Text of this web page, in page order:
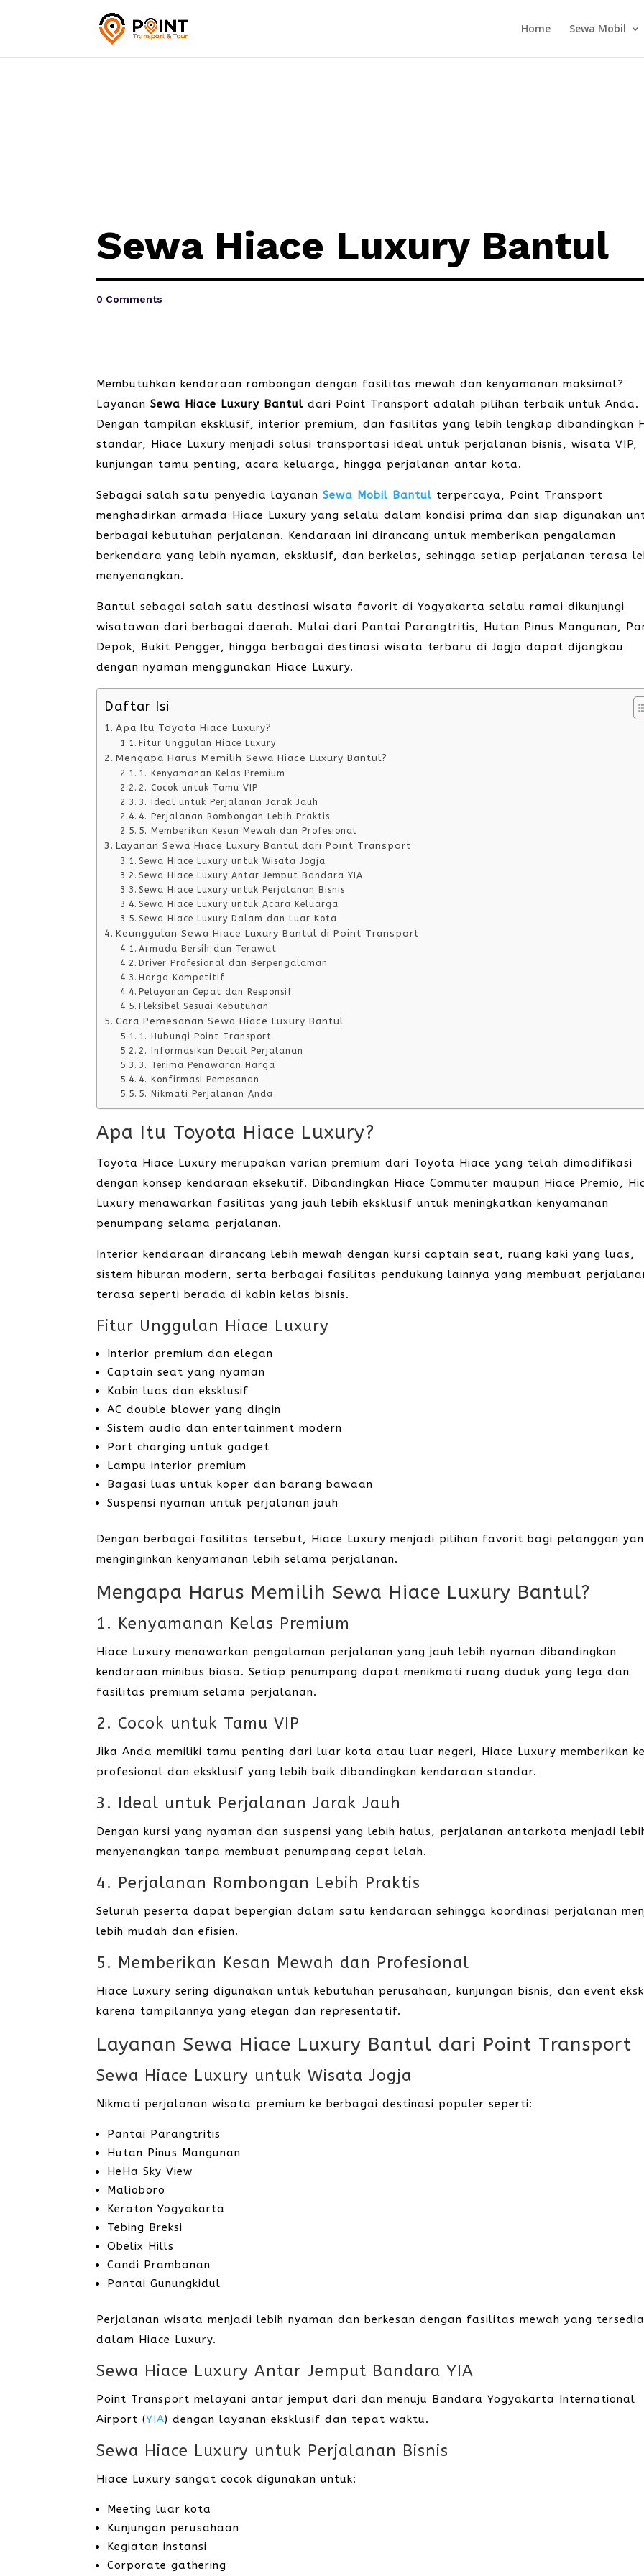
Home Sewa Mobil
Sewa Hiace Luxury Bantul
0 Comments
Membutuhkan kendaraan rombongan dengan fasilitas mewah dan kenyamanan maksimal?
LayananSewa Hiace Luxury Bantul dari Point Transport adalah pilihan terbaik untuk Anda.
Dengan tampilan eksklusif, interior premium, dan fasilitas yang lebih lengkap dibandingkan
standar, Hiace Luxury menjadi solusi transportasi ideal untuk perjalanan bisnis, wisata VIP,
kunjungan tamu penting, acara keluarga, hingga perjalanan antar kota.
Sebagai salah satu penyedia layananSewa Mobil Bantul terpercaya, Point Transport
menghadirkan armada Hiace Luxury yang selalu dalam kondisi prima dan siap digunakan
berbagai kebutuhan perjalanan. Kendaraan ini dirancang untuk memberikan pengalaman
berkendara yang lebih nyaman, eksklusif, dan berkelas, sehingga setiap perjalanan terasa
menyenangkan.
Bantul sebagai salah satu destinasi wisata favorit di Yogyakarta selalu ramai dikunjungi
wisatawan dari berbagai daerah. Mulai dari Pantai Parangtritis, Hutan Pinus Mangunan,
Depok, Bukit Pengger, hingga berbagai destinasi wisata terbaru di Jogja dapat dijangkau
dengan nyaman menggunakan Hiace Luxury.
Daftar Isi
Apa Itu Toyota Hiace Luxury?
Fitur Unggulan Hiace Luxury
Mengapa Harus Memilih Sewa Hiace Luxury Bantul?
1. Kenyamanan Kelas Premium
2. Cocok untuk Tamu VIP
3. Ideal untuk Perjalanan Jarak Jauh
4. Perjalanan Rombongan Lebih Praktis
5. Memberikan Kesan Mewah dan Profesional
Layanan Sewa Hiace Luxury Bantul dari Point Transport
Sewa Hiace Luxury untuk Wisata Jogja
Sewa Hiace Luxury Antar Jemput Bandara YIA
Sewa Hiace Luxury untuk Perjalanan Bisnis
Sewa Hiace Luxury untuk Acara Keluarga
Sewa Hiace Luxury Dalam dan Luar Kota
Keunggulan Sewa Hiace Luxury Bantul di Point Transport
Armada Bersih dan Terawat
Driver Profesional dan Berpengalaman
Harga Kompetitif
Pelayanan Cepat dan Responsif
Fleksibel Sesuai Kebutuhan
Cara Pemesanan Sewa Hiace Luxury Bantul
1. Hubungi Point Transport
2. Informasikan Detail Perjalanan
3. Terima Penawaran Harga
4. Konfirmasi Pemesanan
5. Nikmati Perjalanan Anda
Apa Itu Toyota Hiace Luxury?
Toyota Hiace Luxury merupakan varian premium dari Toyota Hiace yang telah dimodifikasi
dengan konsep kendaraan eksekutif. Dibandingkan Hiace Commuter maupun Hiace Premio,
Luxury menawarkan fasilitas yang jauh lebih eksklusif untuk meningkatkan kenyamanan
penumpang selama perjalanan.
Interior kendaraan dirancang lebih mewah dengan kursi captain seat, ruang kaki yang luas,
sistem hiburan modern, serta berbagai fasilitas pendukung lainnya yang membuat
terasa seperti berada di kabin kelas bisnis.
Fitur Unggulan Hiace Luxury
Interior premium dan elegan
Captain seat yang nyaman
Kabin luas dan eksklusif
AC double blower yang dingin
Sistem audio dan entertainment modern
Port charging untuk gadget
Lampu interior premium
Bagasi luas untuk koper dan barang bawaan
Suspensi nyaman untuk perjalanan jauh
Dengan berbagai fasilitas tersebut, Hiace Luxury menjadi pilihan favorit bagi pelanggan
menginginkan kenyamanan lebih selama perjalanan.
Mengapa Harus Memilih Sewa Hiace Luxury Bantul?
1. Kenyamanan Kelas Premium
Hiace Luxury menawarkan pengalaman perjalanan yang jauh lebih nyaman dibandingkan
kendaraan minibus biasa. Setiap penumpang dapat menikmati ruang duduk yang lega dan
fasilitas premium selama perjalanan.
2. Cocok untuk Tamu VIP
Jika Anda memiliki tamu penting dari luar kota atau luar negeri, Hiace Luxury memberikan
profesional dan eksklusif yang lebih baik dibandingkan kendaraan standar.
3. Ideal untuk Perjalanan Jarak Jauh
Dengan kursi yang nyaman dan suspensi yang lebih halus, perjalanan antarkota menjadi
menyenangkan tanpa membuat penumpang cepat lelah.
4. Perjalanan Rombongan Lebih Praktis
Seluruh peserta dapat bepergian dalam satu kendaraan sehingga koordinasi perjalanan
lebih mudah dan efisien.
5. Memberikan Kesan Mewah dan Profesional
Hiace Luxury sering digunakan untuk kebutuhan perusahaan, kunjungan bisnis, dan event
karena tampilannya yang elegan dan representatif.
Layanan Sewa Hiace Luxury Bantul dari Point Transport
Sewa Hiace Luxury untuk Wisata Jogja
Nikmati perjalanan wisata premium ke berbagai destinasi populer seperti:
Pantai Parangtritis
Hutan Pinus Mangunan
HeHa Sky View
Malioboro
Keraton Yogyakarta
Tebing Breksi
Obelix Hills
Candi Prambanan
Pantai Gunungkidul
Perjalanan wisata menjadi lebih nyaman dan berkesan dengan fasilitas mewah yang
dalam Hiace Luxury.
Sewa Hiace Luxury Antar Jemput Bandara YIA
Point Transport melayani antar jemput dari dan menuju Bandara Yogyakarta International
Airport (YIA) dengan layanan eksklusif dan tepat waktu.
Sewa Hiace Luxury untuk Perjalanan Bisnis
Hiace Luxury sangat cocok digunakan untuk:
Meeting luar kota
Kunjungan perusahaan
Kegiatan instansi
Corporate gathering